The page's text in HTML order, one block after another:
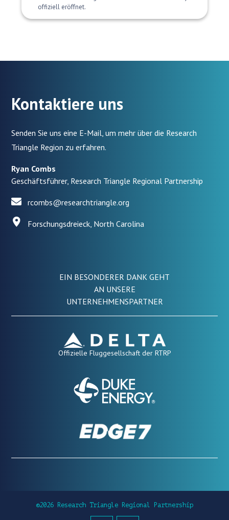
offiziell eröffnet.
Kontaktiere uns
Senden Sie uns eine E-Mail, um mehr über die Research
Triangle Region zu erfahren.
Ryan Combs
Geschäftsführer, Research Triangle Regional Partnership
rcombs@researchtriangle.org
Forschungsdreieck, North Carolina
EIN BESONDERER DANK GEHT
AN UNSERE
UNTERNEHMENSPARTNER
Offizielle Fluggesellschaft der RTRP
©2026 Research Triangle Regional Partnership